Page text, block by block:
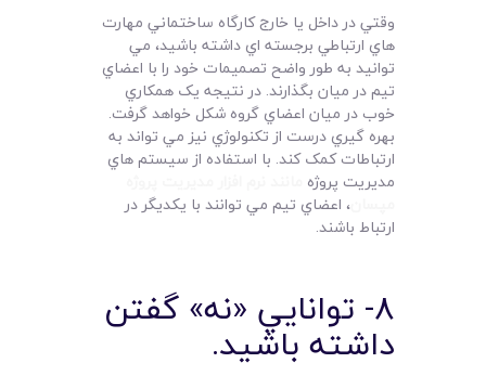
وقتي در داخل يا خارج کارگاه ساختماني مهارت
هاي ارتباطي برجسته اي داشته باشيد، مي
توانيد به طور واضح تصميمات خود را با اعضاي
تيم در ميان بگذارند. در نتيجه يک همکاري
خوب در ميان اعضاي گروه شکل خواهد گرفت.
بهره گيري درست از تکنولوژي نيز مي تواند به
ارتباطات کمک کند. با استفاده از سيستم هاي
مديريت پروژه
، اعضاي تيم مي توانند با يکديگر در
ارتباط باشند.
8- توانايي «نه» گفتن
داشته باشيد.